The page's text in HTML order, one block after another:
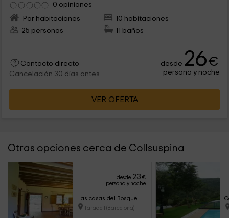
0 opiniones
Por habitaciones
10 habitaciones
25 personas
11 baños
Contacto directo
Cancelación 30 días antes
desde 26€
persona y noche
VER OFERTA
Otras opciones cerca de Collsuspina
desde 23€
persona y noche
Las casas del Bosque
Taradell (Barcelona)